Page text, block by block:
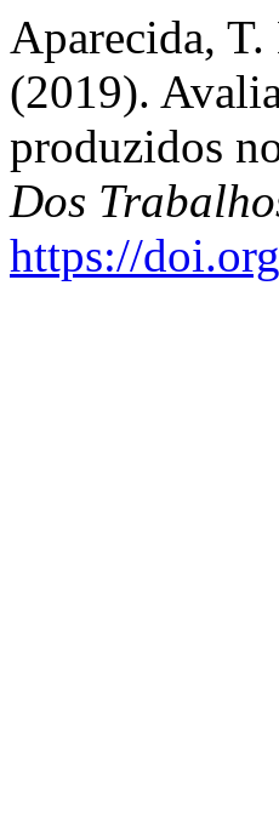
Aparecida,
(2019).
produzidos
Dos
https://